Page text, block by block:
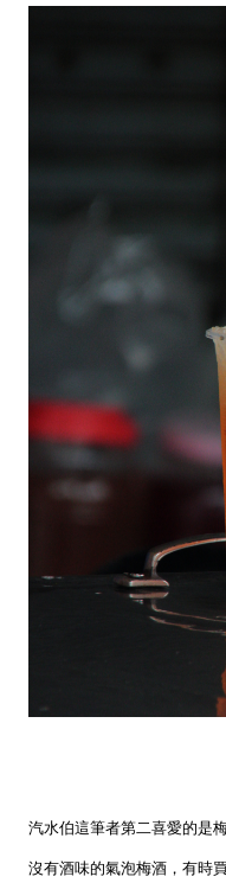
汽水伯這筆者第二喜愛的是
沒有酒味的氣泡梅酒，有時